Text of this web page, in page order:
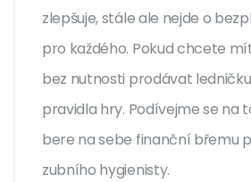
zlepšuje, stále ale nejde o
pro každého. Pokud chcete
bez nutnosti prodávat
pravidla hry. Podívejme se na
bere na sebe finanční břemu
zubního hygienisty.